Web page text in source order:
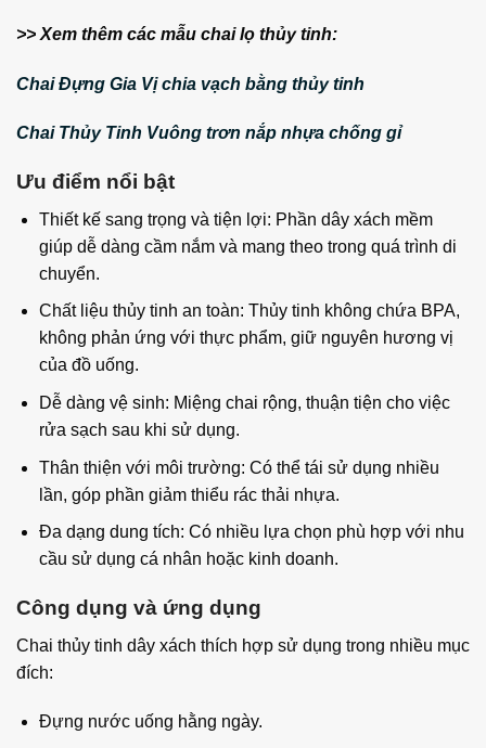
>> Xem thêm các mẫu chai lọ thủy tinh:
Chai Đựng Gia Vị chia vạch bằng thủy tinh
Chai Thủy Tinh Vuông trơn nắp nhựa chống gỉ
Ưu điểm nổi bật
Thiết kế sang trọng và tiện lợi: Phần dây xách mềm
giúp dễ dàng cầm nắm và mang theo trong quá trình di
chuyển.
Chất liệu thủy tinh an toàn: Thủy tinh không chứa BPA,
không phản ứng với thực phẩm, giữ nguyên hương vị
của đồ uống.
Dễ dàng vệ sinh: Miệng chai rộng, thuận tiện cho việc
rửa sạch sau khi sử dụng.
Thân thiện với môi trường: Có thể tái sử dụng nhiều
lần, góp phần giảm thiểu rác thải nhựa.
Đa dạng dung tích: Có nhiều lựa chọn phù hợp với nhu
cầu sử dụng cá nhân hoặc kinh doanh.
Công dụng và ứng dụng
Chai thủy tinh dây xách thích hợp sử dụng trong nhiều mục
đích:
Đựng nước uống hằng ngày.